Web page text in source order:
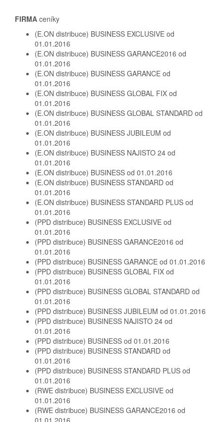
FIRMA ceníky
(E.ON distribuce) BUSINESS EXCLUSIVE od
01.01.2016
(E.ON distribuce) BUSINESS GARANCE2016 od
01.01.2016
(E.ON distribuce) BUSINESS GARANCE od
01.01.2016
(E.ON distribuce) BUSINESS GLOBAL FIX od
01.01.2016
(E.ON distribuce) BUSINESS GLOBAL STANDARD od
01.01.2016
(E.ON distribuce) BUSINESS JUBILEUM od
01.01.2016
(E.ON distribuce) BUSINESS NAJISTO 24 od
01.01.2016
(E.ON distribuce) BUSINESS od 01.01.2016
(E.ON distribuce) BUSINESS STANDARD od
01.01.2016
(E.ON distribuce) BUSINESS STANDARD PLUS od
01.01.2016
(PPD distribuce) BUSINESS EXCLUSIVE od
01.01.2016
(PPD distribuce) BUSINESS GARANCE2016 od
01.01.2016
(PPD distribuce) BUSINESS GARANCE od 01.01.2016
(PPD distribuce) BUSINESS GLOBAL FIX od
01.01.2016
(PPD distribuce) BUSINESS GLOBAL STANDARD od
01.01.2016
(PPD distribuce) BUSINESS JUBILEUM od 01.01.2016
(PPD distribuce) BUSINESS NAJISTO 24 od
01.01.2016
(PPD distribuce) BUSINESS od 01.01.2016
(PPD distribuce) BUSINESS STANDARD od
01.01.2016
(PPD distribuce) BUSINESS STANDARD PLUS od
01.01.2016
(RWE distribuce) BUSINESS EXCLUSIVE od
01.01.2016
(RWE distribuce) BUSINESS GARANCE2016 od